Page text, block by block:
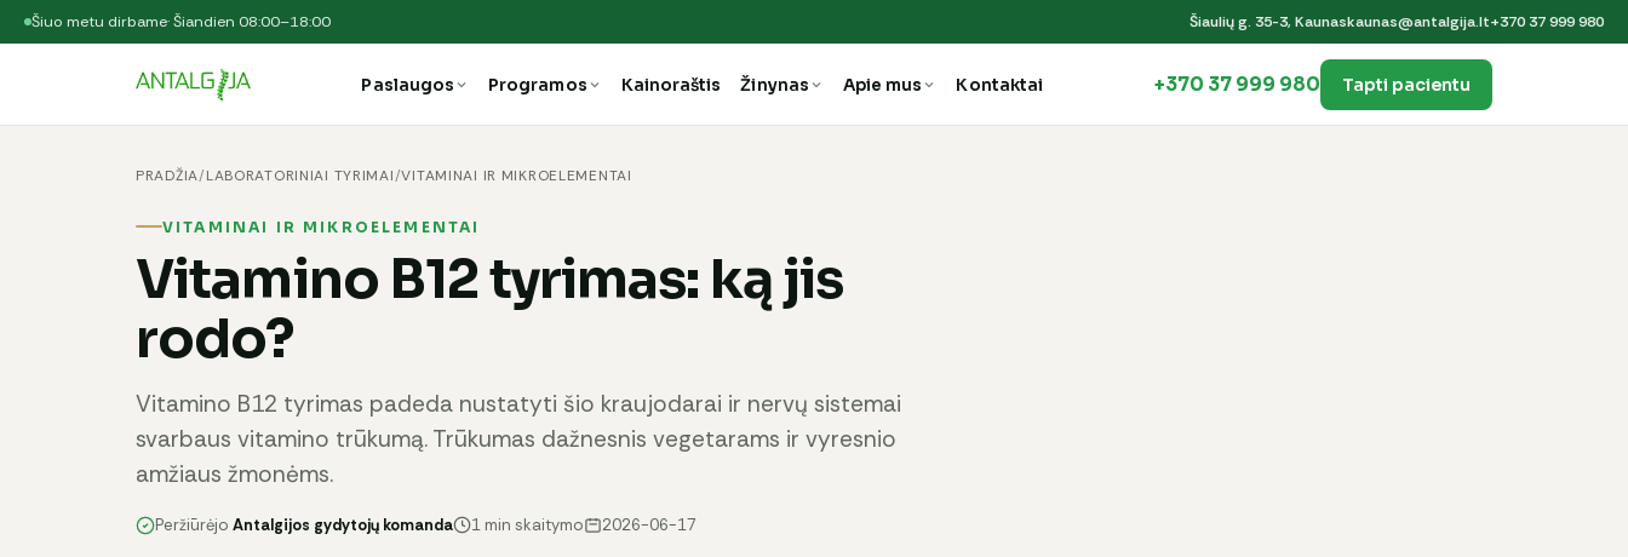
Šiuo metu dirbame· Šiandien 08:00–18:00 Šiaulių g. 35-3, Kaunaskaunas@antalgija.lt+370 37 999 980
Paslaugos Programos Kainoraštis Žinynas Apie mus Kontaktai +370 37 999 980 Tapti pacientu
PRADŽIA/LABORATORINIAI TYRIMAI/VITAMINAI IR MIKROELEMENTAI
VITAMINAI IR MIKROELEMENTAI
Vitamino B12 tyrimas: ką jis
rodo?
Vitamino B12 tyrimas padeda nustatyti šio kraujodarai ir nervų sistemai
svarbaus vitamino trūkumą. Trūkumas dažnesnis vegetarams ir vyresnio
amžiaus žmonėms.
Peržiūrėjo Antalgijos gydytojų komanda 1 min skaitymo 2026-06-17